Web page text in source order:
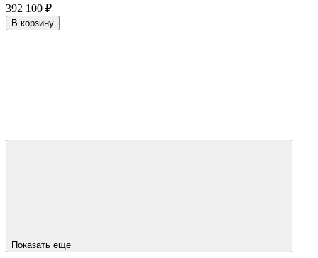
392 100 ₽
В корзину
Показать еще